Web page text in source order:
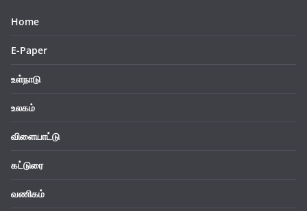
Home
E-Paper
உள்நாடு
உலகம்
விளையாட்டு
கட்டுரை
வணிகம்